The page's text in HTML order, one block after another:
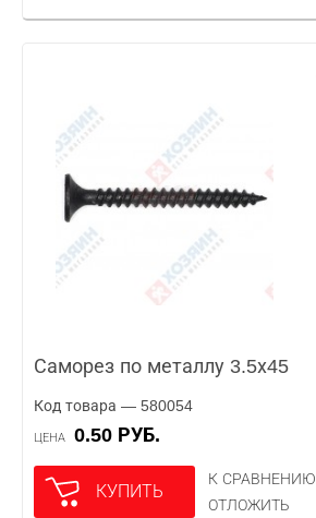
Саморез по металлу 3.5х45
Код товара — 580054
ЦЕНА 0.50 РУБ.
КУПИТЬ
К СРАВНЕНИЮ
ОТЛОЖИТЬ